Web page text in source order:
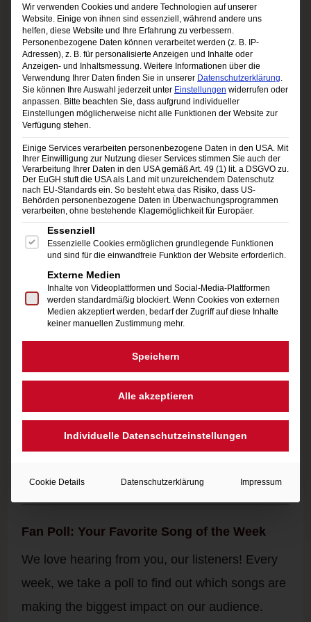
anthem? In this week’s“Hit Makers”segment,
we take a deep dive into the process of
producing a smash hit. From the first studio
session to the final polished track, discover the
secrets behind creating a song that connects
with millions of fans. This week, we’re breaking
down the sound ofDie With a Smile—the track
that’s currently taking the world by storm.
Trending on Social Media: The Songs You’re
Talking About
We know you’re always on your phone, scrolling
through your social media feeds—and so are
we! That’s why we’re keeping tabs on the latest
music trends across platforms like TikTok,
Instagram, and Twitter. This week,In the Endis
the track everyone is obsessed with, sparking
fans. Tune in to find out what’s driving the hype
Fan Poll: Your Favorite Song of the Week
We love hearing from you, our listeners! Every
week, we take a poll to find out which songs are
making the biggest impact on our audience.
Wir verwenden Cookies und andere Technologien auf unserer
Website. Einige von ihnen sind essenziell, während andere uns
helfen, diese Website und Ihre Erfahrung zu verbessern.
Personenbezogene Daten können verarbeitet werden (z. B. IP-
Adressen), z. B. für personalisierte Anzeigen und Inhalte oder
Anzeigen- und Inhaltsmessung. Weitere Informationen über die
Verwendung Ihrer Daten finden Sie in unserer Datenschutzerklärung.
Sie können Ihre Auswahl jederzeit unter Einstellungen widerrufen oder
anpassen. Bitte beachten Sie, dass aufgrund individueller
Einstellungen möglicherweise nicht alle Funktionen der Website zur
Verfügung stehen.
Einige Services verarbeiten personenbezogene Daten in den USA. Mit
Ihrer Einwilligung zur Nutzung dieser Services stimmen Sie auch der
Verarbeitung Ihrer Daten in den USA gemäß Art. 49 (1) lit. a DSGVO zu.
Der EuGH stuft die USA als Land mit unzureichendem Datenschutz
nach EU-Standards ein. So besteht etwa das Risiko, dass US-
Behörden personenbezogene Daten in Überwachungsprogrammen
verarbeiten, ohne bestehende Klagemöglichkeit für Europäer.
Es folgt eine Liste der Service-Gruppen, für die eine
Essenziell
Essenzielle Cookies ermöglichen grundlegende Funktionen
und sind für die einwandfreie Funktion der Website erforderlich.
Externe Medien
Inhalte von Videoplattformen und Social-Media-Plattformen
werden standardmäßig blockiert. Wenn Cookies von externen
Medien akzeptiert werden, bedarf der Zugriff auf diese Inhalte
keiner manuellen Zustimmung mehr.
Speichern
Alle akzeptieren
Individuelle Datenschutzeinstellungen
Cookie Details Datenschutzerklärung Impressum